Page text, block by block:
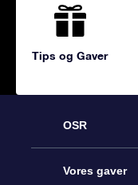
Tips og Gaver
OSR
Kundeservice
Vores gaver